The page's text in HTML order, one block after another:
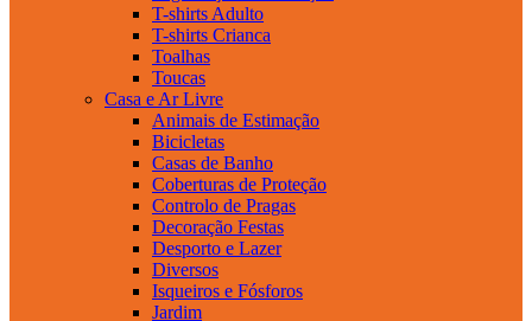
T-shirts Adulto
T-shirts Crianca
Toalhas
Toucas
Casa e Ar Livre
Animais de Estimação
Bicicletas
Casas de Banho
Coberturas de Proteção
Controlo de Pragas
Decoração Festas
Desporto e Lazer
Diversos
Isqueiros e Fósforos
Jardim